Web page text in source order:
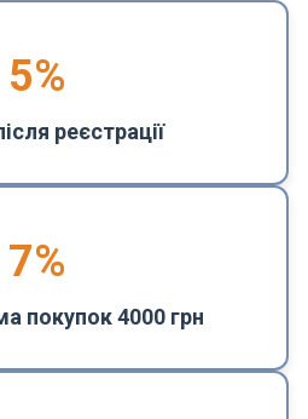
5%
реєстрації
7%
покупок 4000 грн